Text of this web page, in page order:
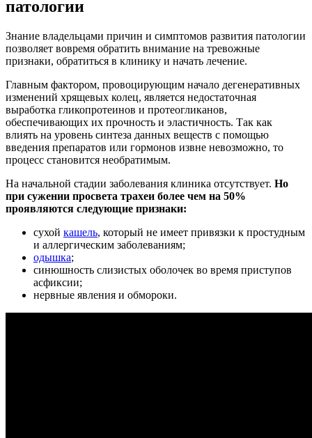
патологии
Знание владельцами причин и симптомов развития патологии
позволяет вовремя обратить внимание на тревожные
признаки, обратиться в клинику и начать лечение.
Главным фактором, провоцирующим начало дегенеративных
изменений хрящевых колец, является недостаточная
выработка гликопротеинов и протеогликанов,
обеспечивающих их прочность и эластичность. Так как
влиять на уровень синтеза данных веществ с помощью
введения препаратов или гормонов извне невозможно, то
процесс становится необратимым.
На начальной стадии заболевания клиника отсутствует. Но
при сужении просвета трахеи более чем на 50%
проявляются следующие признаки:
сухой кашель, который не имеет привязки к простудным
и аллергическим заболеваниям;
одышка;
синюшность слизистых оболочек во время приступов
асфиксии;
нервные явления и обмороки.